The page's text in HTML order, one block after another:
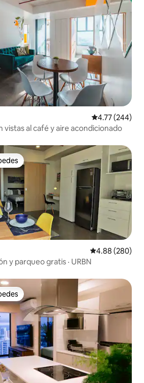
Calificación
4.77 (244)
al café y aire acondicionado
Calificación
4.88 (280)
y parqueo gratis · URBN